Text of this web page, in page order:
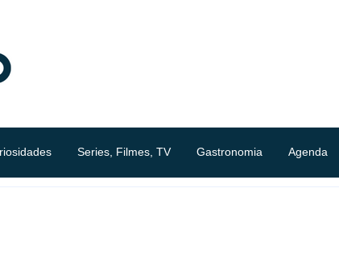
Series, Filmes, TV Gastronomia Agenda